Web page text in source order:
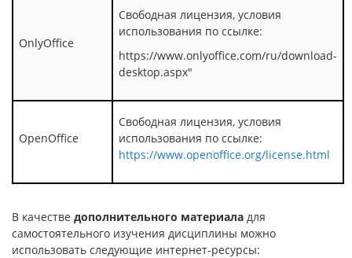
OnlyOffice
Свободная лицензия, условия
использования по ссылке:
https://www.onlyoffice.com/ru/download-
desktop.aspx"
OpenOffice
Свободная лицензия, условия
использования по ссылке:
https://www.openoffice.org/license.html
В качестве дополнительного материала для
самостоятельного изучения дисциплины можно
использовать следующие интернет-ресурсы: